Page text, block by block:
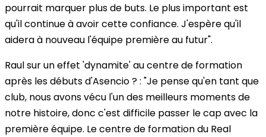
pourrait marquer plus de buts. Le plus important est
qu'il continue à avoir cette confiance. J'espère qu'il
aidera à nouveau l'équipe première au futur".
Raul sur un effet 'dynamite' au centre de formation
après les débuts d'Asencio ? : "Je pense qu'en tant que
club, nous avons vécu l'un des meilleurs moments de
notre histoire, donc c'est difficile passer le cap avec la
première équipe. Le centre de formation du Real